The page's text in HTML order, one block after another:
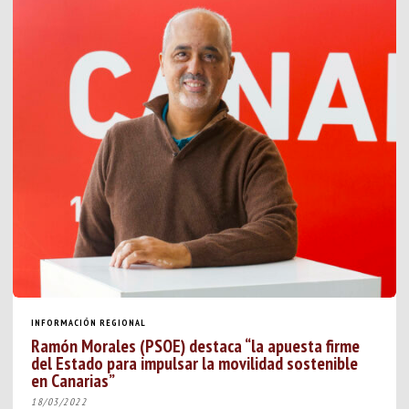
INFORMACIÓN REGIONAL
Ramón Morales (PSOE) destaca “la apuesta firme
del Estado para impulsar la movilidad sostenible
en Canarias”
18/03/2022